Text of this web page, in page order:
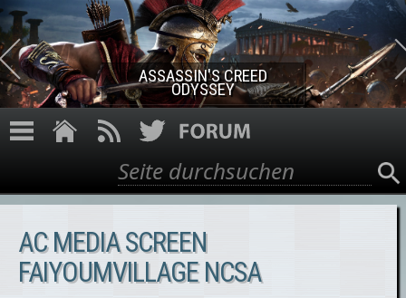
Direkt zum Inhalt
ASSASSIN'S CREED ROGUE
REMASTERED
Suchformular
Suche
AC MEDIA SCREEN
FAIYOUMVILLAGE NCSA